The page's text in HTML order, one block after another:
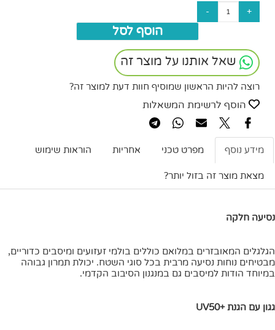
הוסף לסל
שאל אותנו על מוצר זה
רוצה להיות הראשון שמוסיף חוות דעת למוצר זה?
הוסף לרשימת המשאלות
מידע נוסף מפרט טכני אחריות הוראות שימוש
מצאת מוצר זה בזול יותר?
נסיעה חלקה
הגלגלים המאובזרים במלואם כוללים בולמי זעזועים ומיסבים כדוריים,
מבטיחים נוחות נסיעה מרבית בכל סוגי השטח. יכולת תמרון גבוהה
במיוחד הודות למיסבים גם במנגנון הסיבוב הקדמי.
גגון עם הגנת +UV50